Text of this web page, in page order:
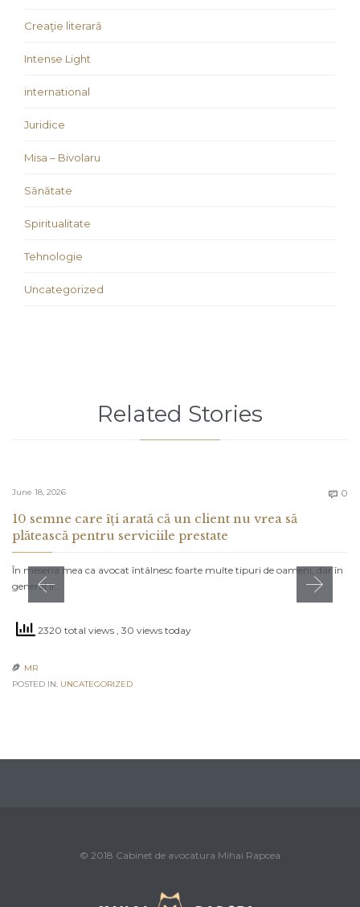
Creaţie literară
Intense Light
international
Juridice
Misa – Bivolaru
Sănătate
Spiritualitate
Tehnologie
Uncategorized
Related Stories
June 18, 2026  0
10 semne care îți arată că un client nu vrea să
plătească pentru serviciile prestate
În meseria mea ca avocat întâlnesc foarte multe tipuri de oameni, dar în
general îi…
2320 total views , 30 views today
 MR
POSTED IN: UNCATEGORIZED
© 2018 Cabinet de avocatura Mihai Rapcea